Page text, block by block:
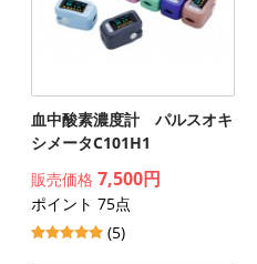
血中酸素濃度計 パルスオキ
シメータC101H1
販売価格 7,500円
ポイント 75点
(5)